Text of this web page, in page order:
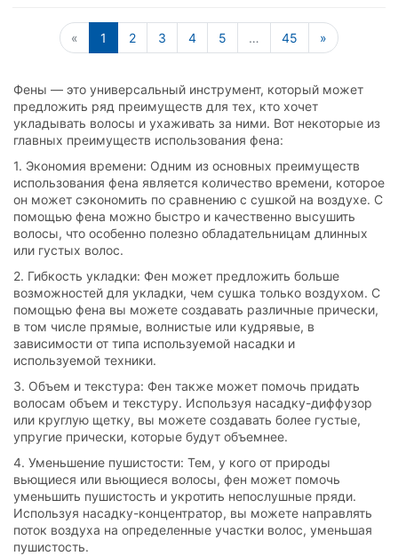
« 1 2 3 4 5 … 45 »
Фены — это универсальный инструмент, который может
предложить ряд преимуществ для тех, кто хочет
укладывать волосы и ухаживать за ними. Вот некоторые из
главных преимуществ использования фена:
1. Экономия времени: Одним из основных преимуществ
использования фена является количество времени, которое
он может сэкономить по сравнению с сушкой на воздухе. С
помощью фена можно быстро и качественно высушить
волосы, что особенно полезно обладательницам длинных
или густых волос.
2. Гибкость укладки: Фен может предложить больше
возможностей для укладки, чем сушка только воздухом. С
помощью фена вы можете создавать различные прически,
в том числе прямые, волнистые или кудрявые, в
зависимости от типа используемой насадки и
используемой техники.
3. Объем и текстура: Фен также может помочь придать
волосам объем и текстуру. Используя насадку-диффузор
или круглую щетку, вы можете создавать более густые,
упругие прически, которые будут объемнее.
4. Уменьшение пушистости: Тем, у кого от природы
вьющиеся или вьющиеся волосы, фен может помочь
уменьшить пушистость и укротить непослушные пряди.
Используя насадку-концентратор, вы можете направлять
поток воздуха на определенные участки волос, уменьшая
пушистость.